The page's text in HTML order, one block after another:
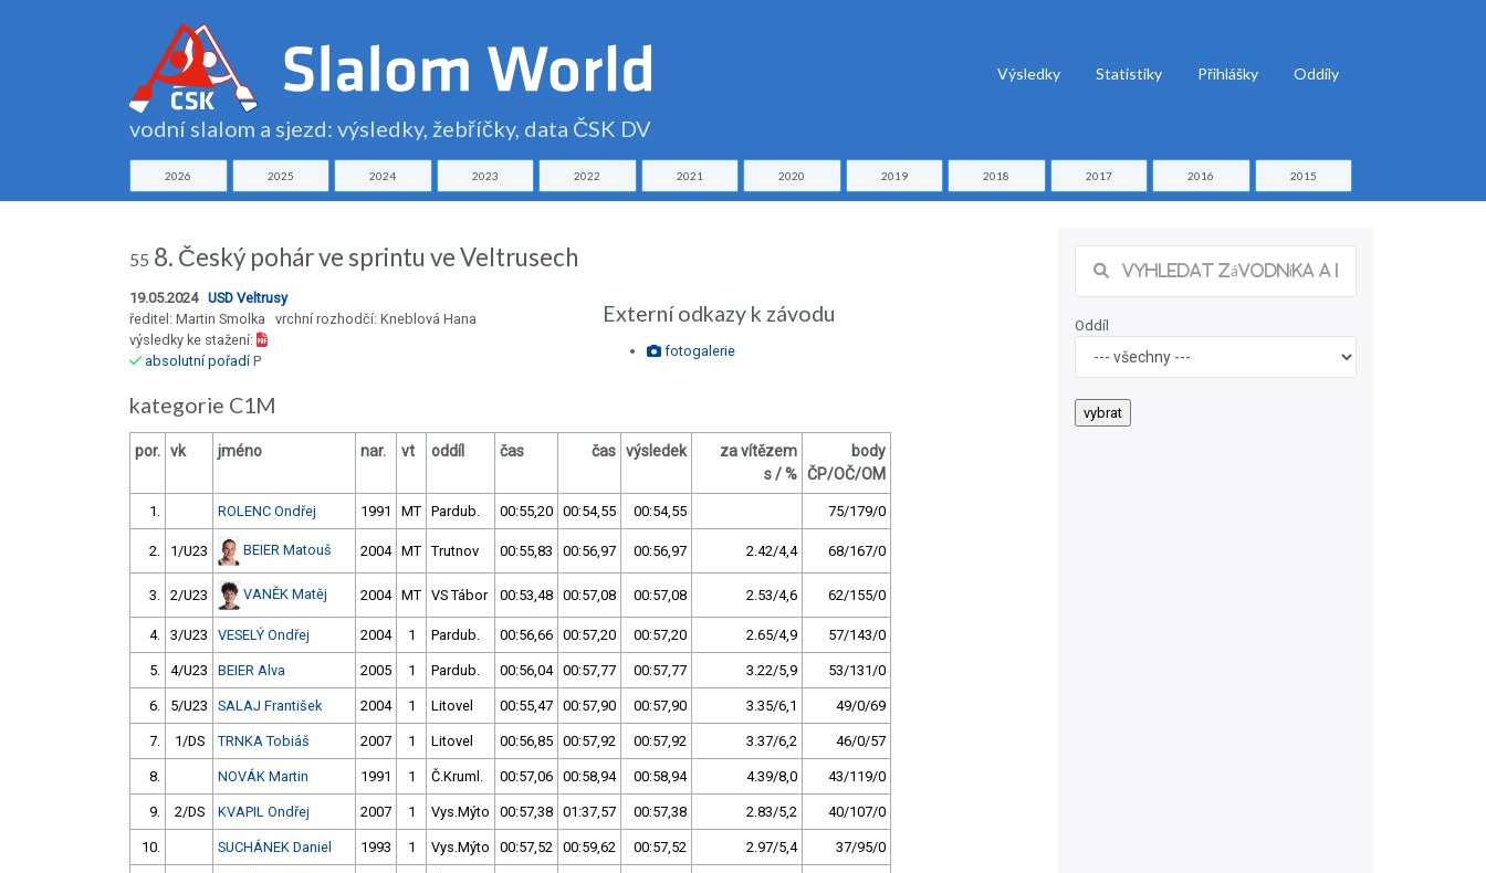
vodní slalom a sjezd: výsledky, žebříčky, data ČSK DV
Výsledky Statistiky Přihlášky Oddíly
2026 2025 2024 2023 2022 2021 2020 2019 2018 2017 2016 2015
55 8. Český pohár ve sprintu ve Veltrusech
19.05.2024 USD Veltrusy
ředitel: Martin Smolka vrchní rozhodčí: Kneblová Hana
výsledky ke stažení:
absolutní pořadíP
Externí odkazy k závodu
fotogalerie
kategorie C1M
por. vk jméno nar. vt oddíl čas čas výsledek
za vítězem
s / %
body
ČP/OČ/OM
1. ROLENC Ondřej 1991 MT Pardub. 00:55,20 00:54,55 00:54,55 75/179/0
2. 1/U23 BEIER Matouš 2004 MT Trutnov 00:55,83 00:56,97 00:56,97 2.42/4,4 68/167/0
3. 2/U23 VANĚK Matěj 2004 MT VS Tábor 00:53,48 00:57,08 00:57,08 2.53/4,6 62/155/0
4. 3/U23 VESELÝ Ondřej 2004 1 Pardub. 00:56,66 00:57,20 00:57,20 2.65/4,9 57/143/0
5. 4/U23 BEIER Alva 2005 1 Pardub. 00:56,04 00:57,77 00:57,77 3.22/5,9 53/131/0
6. 5/U23 SALAJ František 2004 1 Litovel 00:55,47 00:57,90 00:57,90 3.35/6,1 49/0/69
7. 1/DS TRNKA Tobiáš 2007 1 Litovel 00:56,85 00:57,92 00:57,92 3.37/6,2 46/0/57
8. NOVÁK Martin 1991 1 Č.Kruml. 00:57,06 00:58,94 00:58,94 4.39/8,0 43/119/0
9. 2/DS KVAPIL Ondřej 2007 1 Vys.Mýto 00:57,38 01:37,57 00:57,38 2.83/5,2 40/107/0
10. SUCHÁNEK Daniel 1993 1 Vys.Mýto 00:57,52 00:59,62 00:57,52 2.97/5,4 37/95/0
Oddíl